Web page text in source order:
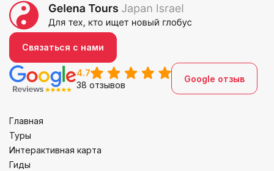
Связаться с нами
4.7
38 отзывов
Google отзыв
Главная
Туры
Интерактивная карта
Гиды